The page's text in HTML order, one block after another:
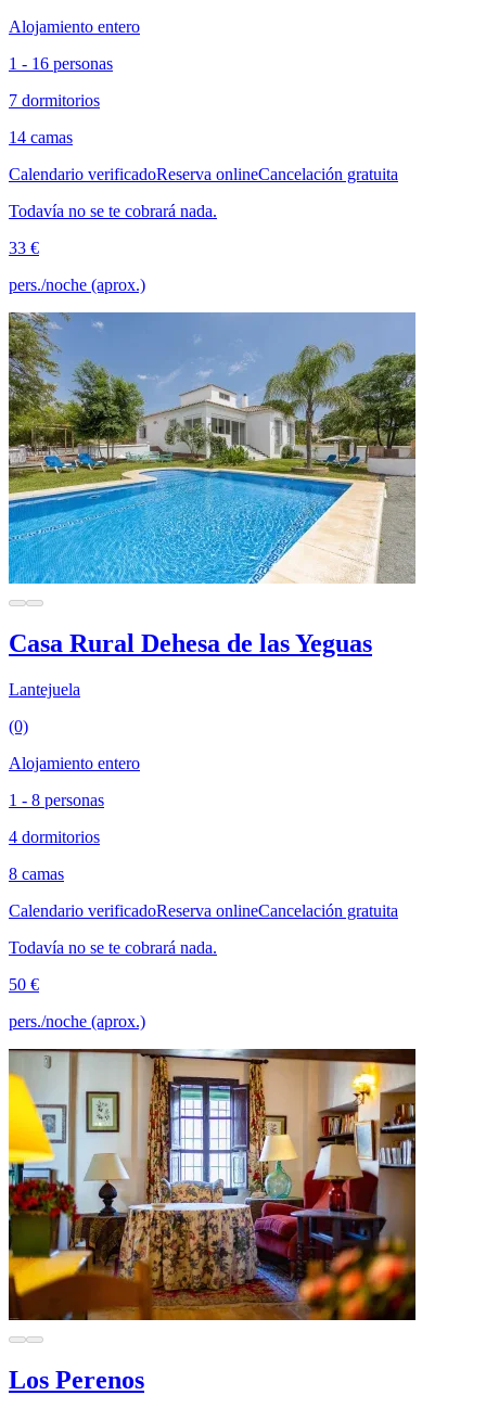
Alojamiento entero
1 - 16 personas
7 dormitorios
14 camas
Calendario verificadoReserva onlineCancelación gratuita
Todavía no se te cobrará nada.
33 €
pers./noche (aprox.)
Casa Rural Dehesa de las Yeguas
Lantejuela
(0)
Alojamiento entero
1 - 8 personas
4 dormitorios
8 camas
Calendario verificadoReserva onlineCancelación gratuita
Todavía no se te cobrará nada.
50 €
pers./noche (aprox.)
Los Perenos